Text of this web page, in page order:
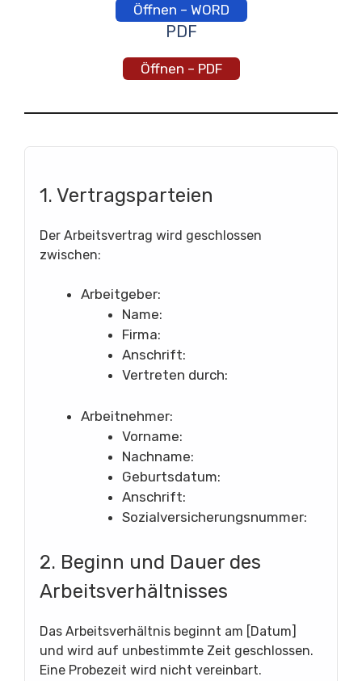
Öffnen – WORD
PDF
Öffnen – PDF
1. Vertragsparteien
Der Arbeitsvertrag wird geschlossen
zwischen:
Arbeitgeber:
Name:
Firma:
Anschrift:
Vertreten durch:
Arbeitnehmer:
Vorname:
Nachname:
Geburtsdatum:
Anschrift:
Sozialversicherungsnummer:
2. Beginn und Dauer des
Arbeitsverhältnisses
Das Arbeitsverhältnis beginnt am [Datum]
und wird auf unbestimmte Zeit geschlossen.
Eine Probezeit wird nicht vereinbart.